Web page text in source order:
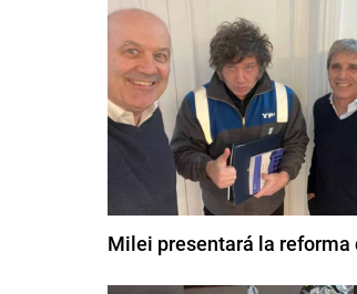
Milei presentará la reforma